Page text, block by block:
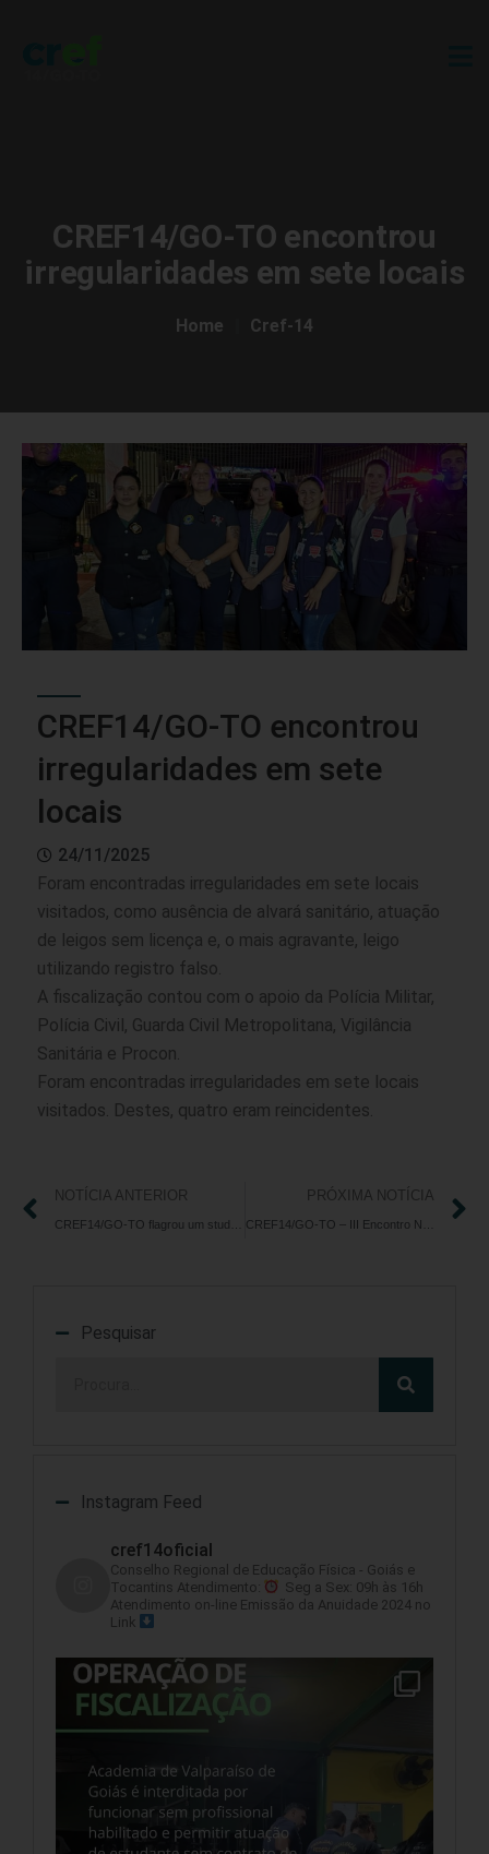
CREF14/GO-TO encontrou
irregularidades em sete locais
Home Cref-14
CREF14/GO-TO encontrou
irregularidades em sete
locais
24/11/2025
Foram encontradas irregularidades em sete locais
visitados, como ausência de alvará sanitário, atuação
de leigos sem licença e, o mais agravante, leigo
utilizando registro falso.
A fiscalização contou com o apoio da Polícia Militar,
Polícia Civil, Guarda Civil Metropolitana, Vigilância
Sanitária e Procon.
Foram encontradas irregularidades em sete locais
visitados. Destes, quatro eram reincidentes.
NOTÍCIA ANTERIOR PRÓXIMA NOTÍCIA
Pesquisar
Instagram Feed
cref14oficial
Conselho Regional de Educação Física - Goiás e
Tocantins Atendimento:
Seg a Sex: 09h às 16h
Atendimento on-line Emissão da Anuidade 2024 no
Link